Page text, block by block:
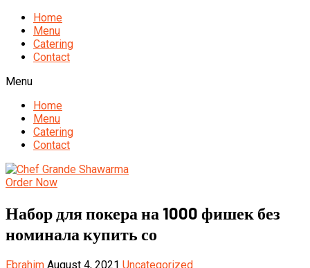
Home
Menu
Catering
Contact
Menu
Home
Menu
Catering
Contact
Order Now
Набор для покера на 1000 фишек без
номинала купить со
Ebrahim August 4, 2021 Uncategorized